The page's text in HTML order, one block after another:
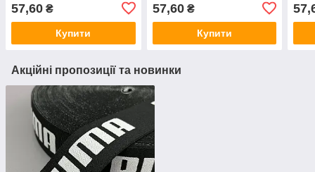
57,60 ₴
Купити
57,60₴
Купити
Акційні пропозиції та новинки